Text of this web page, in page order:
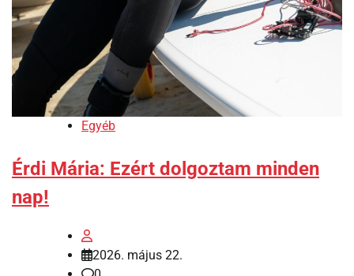
Egyéb
Érdi Mária: Ezért dolgoztam minden
nap!
2026. május 22.